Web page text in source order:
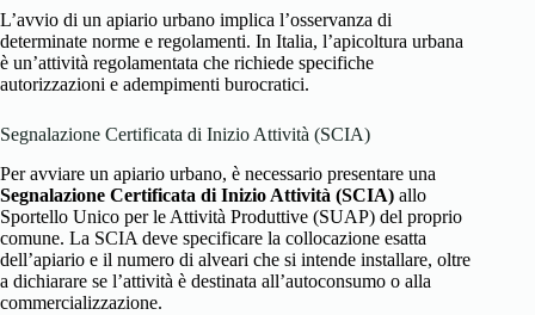
L’avvio di un apiario urbano implica l’osservanza di
determinate norme e regolamenti. In Italia, l’apicoltura urbana
è un’attività regolamentata che richiede specifiche
autorizzazioni e adempimenti burocratici.
Segnalazione Certificata di Inizio Attività (SCIA)
Per avviare un apiario urbano, è necessario presentare una
Segnalazione Certificata di Inizio Attività (SCIA) allo
Sportello Unico per le Attività Produttive (SUAP) del proprio
comune. La SCIA deve specificare la collocazione esatta
dell’apiario e il numero di alveari che si intende installare, oltre
a dichiarare se l’attività è destinata all’autoconsumo o alla
commercializzazione.